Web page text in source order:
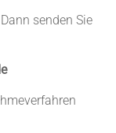
senden Sie